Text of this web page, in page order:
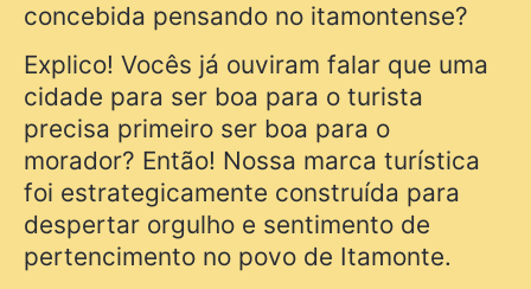
concebida pensando no itamontense?
Explico! Vocês já ouviram falar que uma
cidade para ser boa para o turista
precisa primeiro ser boa para o
morador? Então! Nossa marca turística
foi estrategicamente construída para
despertar orgulho e sentimento de
pertencimento no povo de Itamonte.